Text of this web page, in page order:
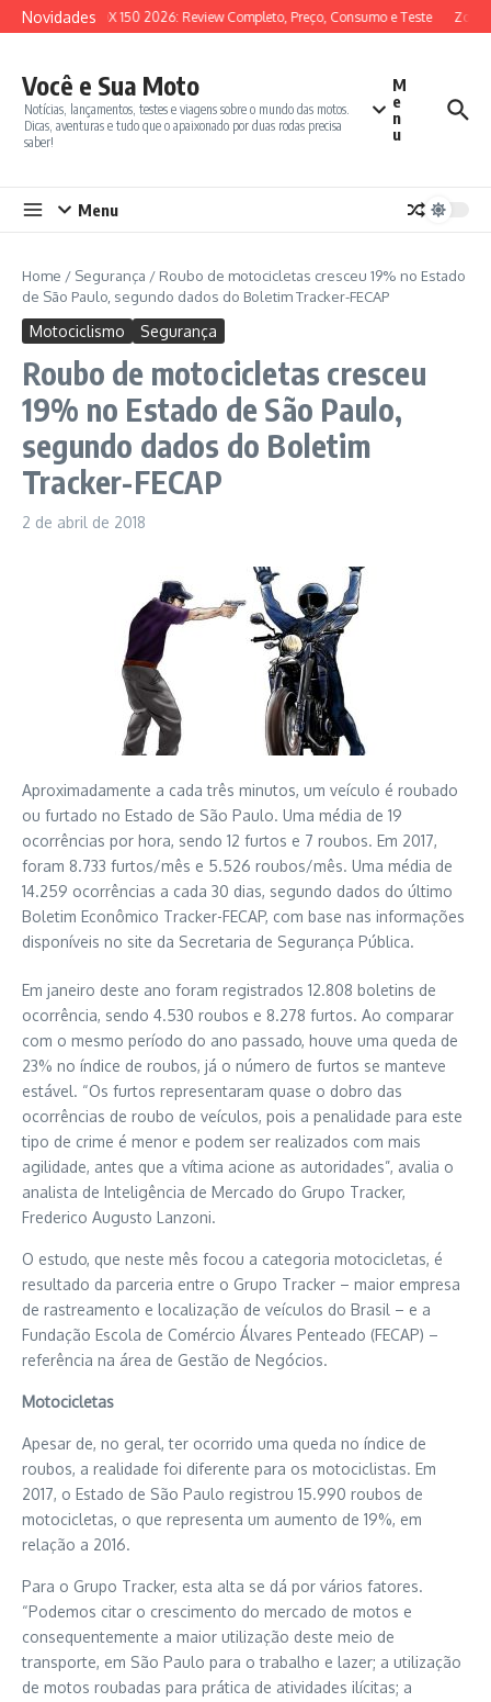
Ir para o conteúdo
Novidades
SYM ADX 150 2026: Review Completo, Preço, Consumo e Teste
Você e Sua Moto
Notícias, lançamentos, testes e viagens sobre o mundo das motos.
Dicas, aventuras e tudo que o apaixonado por duas rodas precisa
saber!
M
e
n
u
Menu
Home / Segurança / Roubo de motocicletas cresceu 19% no Estado
de São Paulo, segundo dados do Boletim Tracker-FECAP
Motociclismo Segurança
Roubo de motocicletas cresceu
19% no Estado de São Paulo,
segundo dados do Boletim
Tracker-FECAP
2 de abril de 2018
Aproximadamente a cada três minutos, um veículo é roubado
ou furtado no Estado de São Paulo. Uma média de 19
ocorrências por hora, sendo 12 furtos e 7 roubos. Em 2017,
foram 8.733 furtos/mês e 5.526 roubos/mês. Uma média de
14.259 ocorrências a cada 30 dias, segundo dados do último
Boletim Econômico Tracker-FECAP, com base nas informações
disponíveis no site da Secretaria de Segurança Pública.
Em janeiro deste ano foram registrados 12.808 boletins de
ocorrência, sendo 4.530 roubos e 8.278 furtos. Ao comparar
com o mesmo período do ano passado, houve uma queda de
23% no índice de roubos, já o número de furtos se manteve
estável. “Os furtos representaram quase o dobro das
ocorrências de roubo de veículos, pois a penalidade para este
tipo de crime é menor e podem ser realizados com mais
agilidade, antes que a vítima acione as autoridades”, avalia o
analista de Inteligência de Mercado do Grupo Tracker,
Frederico Augusto Lanzoni.
O estudo, que neste mês focou a categoria motocicletas, é
resultado da parceria entre o Grupo Tracker – maior empresa
de rastreamento e localização de veículos do Brasil – e a
Fundação Escola de Comércio Álvares Penteado (FECAP) –
referência na área de Gestão de Negócios.
Motocicletas
Apesar de, no geral, ter ocorrido uma queda no índice de
roubos, a realidade foi diferente para os motociclistas. Em
2017, o Estado de São Paulo registrou 15.990 roubos de
motocicletas, o que representa um aumento de 19%, em
relação a 2016.
Para o Grupo Tracker, esta alta se dá por vários fatores.
“Podemos citar o crescimento do mercado de motos e
consequentemente a maior utilização deste meio de
transporte, em São Paulo para o trabalho e lazer; a utilização
de motos roubadas para prática de atividades ilícitas; a